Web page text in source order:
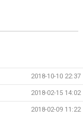
2018-10-10 22:37
2018-02-15 14:02
2018-02-09 11:22